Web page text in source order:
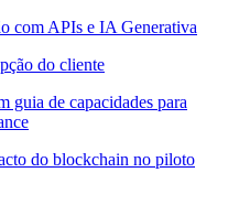
com APIs e IA Generativa
do cliente
guia de capacidades para
do blockchain no piloto